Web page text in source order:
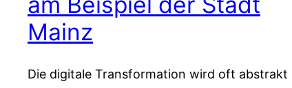
Mainz
Die digitale Transformation wird oft abstrakt